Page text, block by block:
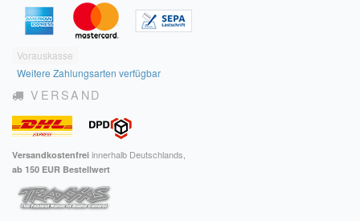
Vorauskasse
Weitere Zahlungsarten verfügbar
VERSAND
Versandkostenfrei innerhalb Deutschlands,
ab 150 EUR Bestellwert